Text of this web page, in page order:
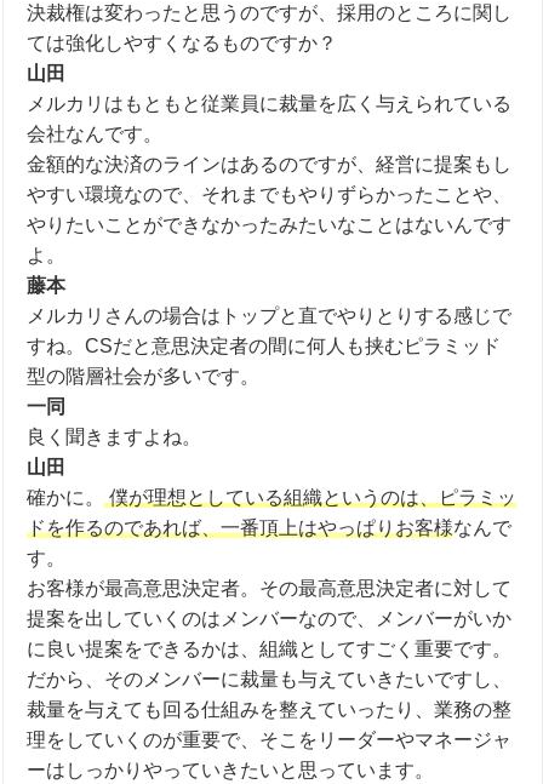
決裁権は変わったと思うのですが、採用のところに関し
ては強化しやすくなるものですか？
山田
メルカリはもともと従業員に裁量を広く与えられている
会社なんです。
金額的な決済のラインはあるのですが、経営に提案もし
やすい環境なので、それまでもやりずらかったことや、
やりたいことができなかったみたいなことはないんです
よ。
藤本
メルカリさんの場合はトップと直でやりとりする感じで
すね。 CSだと意思決定者の間に何人も挟むピラミッド
型の階層社会が多いです。
一同
良く聞きますよね。
山田
確かに。 僕が理想としている組織というのは、ピラミッ
ドを作るのであれば、一番頂上はやっぱりお客様なんで
す。
お客様が最高意思決定者。その最高意思決定者に対して
提案を出していくのはメンバーなので、メンバーがいか
に良い提案をできるかは、組織としてすごく重要です。
だから、そのメンバーに裁量も与えていきたいですし、
裁量を与えても回る仕組みを整えていったり、業務の整
理をしていくのが重要で、そこをリーダーやマネージャ
ーはしっかりやっていきたいと思っています。